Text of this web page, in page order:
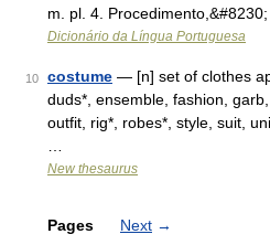
m. pl. 4. Procedimento,&#8230;
Dicionário da Língua Portuguesa
10 costume — [n] set of clothes
duds*, ensemble, fashion,
outfit, rig*, robes*, style, suit,
New thesaurus
Pages Next →